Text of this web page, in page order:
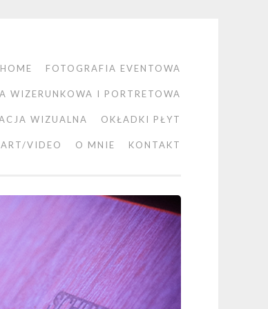
HOME FOTOGRAFIA EVENTOWA
WIZERUNKOWA I PORTRETOWA
WIZUALNA OKŁADKI PŁYT
VIDEO O MNIE KONTAKT